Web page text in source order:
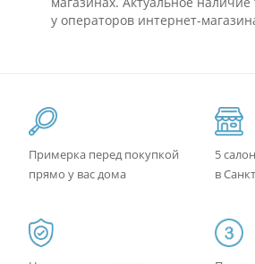
у операторов интернет-
Примерка перед покупкой
прямо у вас дома
5
в